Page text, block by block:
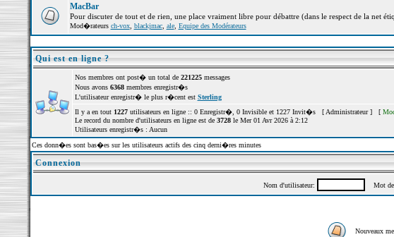
MacBar
Pour discuter de tout et de rien, une place vraiment libre pour débattre (dans le respect de la net
Mod�rateurs ch-vox, blackjmac, ale, Equipe des Modérateurs
Qui est en ligne ?
Nos membres ont post� un total de 221225messages
Nous avons 6368membres enregistr�s
L'utilisateur enregistr� le plus r�cent est Sterling
Il y a en tout 1227utilisateurs en ligne :: 0 Enregistr�, 0 Invisible et 1227 Invit�s [ Administrateur] [
Le record du nombre d'utilisateurs en ligne est de 3728le Mer 01 Avr 2026 à 2:12
Utilisateurs enregistr�s : Aucun
Ces donn�es sont bas�es sur les utilisateurs actifs des cinq derni�res minutes
Connexion
Nom d'utilisateur: Mot de
Nouveaux